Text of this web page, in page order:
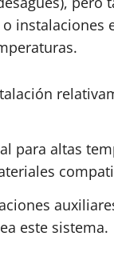
instalaciones
para altas
este sistema.